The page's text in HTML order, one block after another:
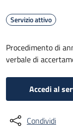
Servizio attivo
Procedimento di
verbale di
Accedi al
Condividi